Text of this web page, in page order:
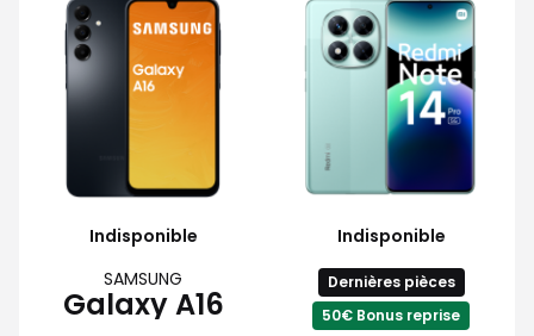
Indisponible
SAMSUNG
Galaxy A16
Indisponible
Dernières pièces
50€ Bonus reprise